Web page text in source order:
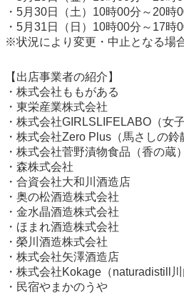
・5月30日（土）10時00分～20時
・5月31日（日）10時00分～17時
※状況により変更・中止となる場
【出店事業者の紹介】
・株式会社ももがある
・東栄産業株式会社
・株式会社GIRLSLIFELABO（女
・株式会社Zero Plus（馬さしの鈴
・株式会社菅野漬物食品（香の蔵）
・森株式会社
・合資会社大和川酒造店
・奥の松酒造株式会社
・金水晶酒造株式会社
・ほまれ酒造株式会社
・榮川酒造株式会社
・株式会社矢澤酒造店
・株式会社Kokage（naturadistill川
・民宿やまかのうや